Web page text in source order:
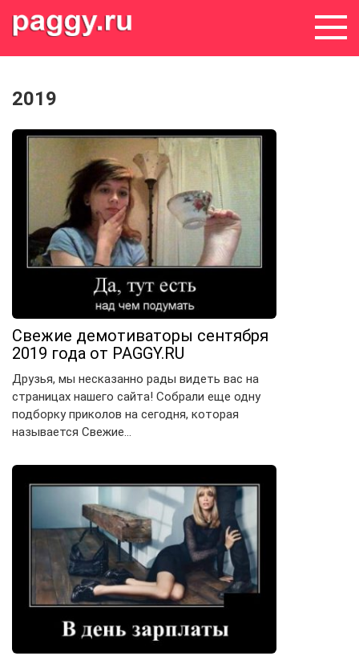
2019
Свежие демотиваторы сентября
2019 года от PAGGY.RU
Друзья, мы несказанно рады видеть вас на
страницах нашего сайта! Собрали еще одну
подборку приколов на сегодня, которая
называется Свежие…